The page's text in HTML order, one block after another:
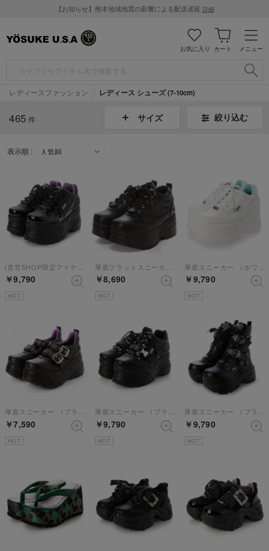
【お知らせ】熊本地域地震の影響による配送遅延 詳細
メニュー
カート
お気に入り
レディースファッション レディース シューズ (7-10cm)
465 件 サイズ 絞り込む
表示順 :
￥9,790
HOT
￥8,690
HOT
￥9,790
HOT
厚底スニーカー （ブラックマット）【ブラックパープル】
￥7,590
HOT
厚底スニーカー （ブラック）
￥9,790
HOT
厚底スニーカー （ブラックパープル）
￥9,790
HOT